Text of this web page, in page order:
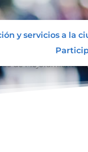
y servicios a la
de Mejoramiento